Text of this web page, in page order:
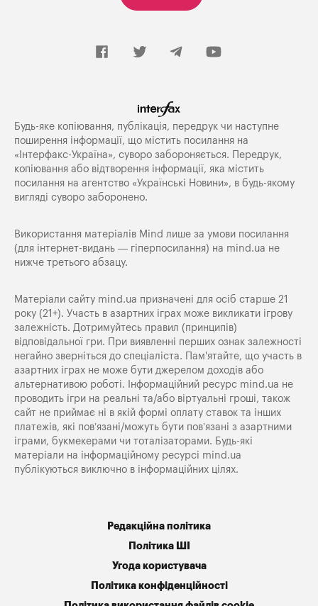
Будь-яке копiювання, публiкацiя, передрук чи наступне
поширення iнформацiї, що мiстить посилання на
«Iнтерфакс-Україна», суворо забороняється. Передрук,
копіювання або відтворення інформації, яка містить
посилання на агентство «Українські Новини», в будь-якому
вигляді суворо заборонено.
Використання матеріалів Mind лише за умови посилання
(для інтернет-видань — гіперпосилання) на mind.ua не
нижче третього абзацу.
Матеріали сайту mind.ua призначені для осіб старше 21
року (21+). Участь в азартних іграх може викликати ігрову
залежність. Дотримуйтесь правил (принципів)
відповідальної гри. При виявленні перших ознак залежності
негайно зверніться до спеціаліста. Пам'ятайте, що участь в
азартних іграх не може бути джерелом доходів або
альтернативою роботі. Інформаційний ресурс mind.ua не
проводить ігри на реальні та/або віртуальні гроші, також
сайт не приймає ні в якій формі оплату ставок та інших
платежів, які пов’язані/можуть бути пов’язані з азартними
іграми, букмекерами чи тоталізаторами. Будь-які
матеріали на інформаційному ресурсі mind.ua
публікуються виключно в інформаційних цілях.
Редакційна політика
Політика ШІ
Угода користувача
Політика конфіденційності